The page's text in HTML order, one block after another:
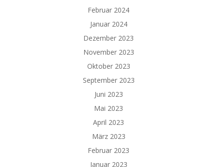
Februar 2024
Januar 2024
Dezember 2023
November 2023
Oktober 2023
September 2023
Juni 2023
Mai 2023
April 2023
März 2023
Februar 2023
Januar 2023